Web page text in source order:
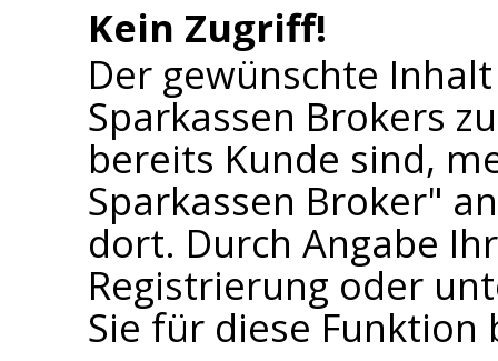
Kein Zugriff!
Der gewünschte
Sparkassen Brokers
bereits Kunde sind,
Sparkassen Broker"
dort. Durch Angabe
Registrierung oder
Sie für diese Funktion